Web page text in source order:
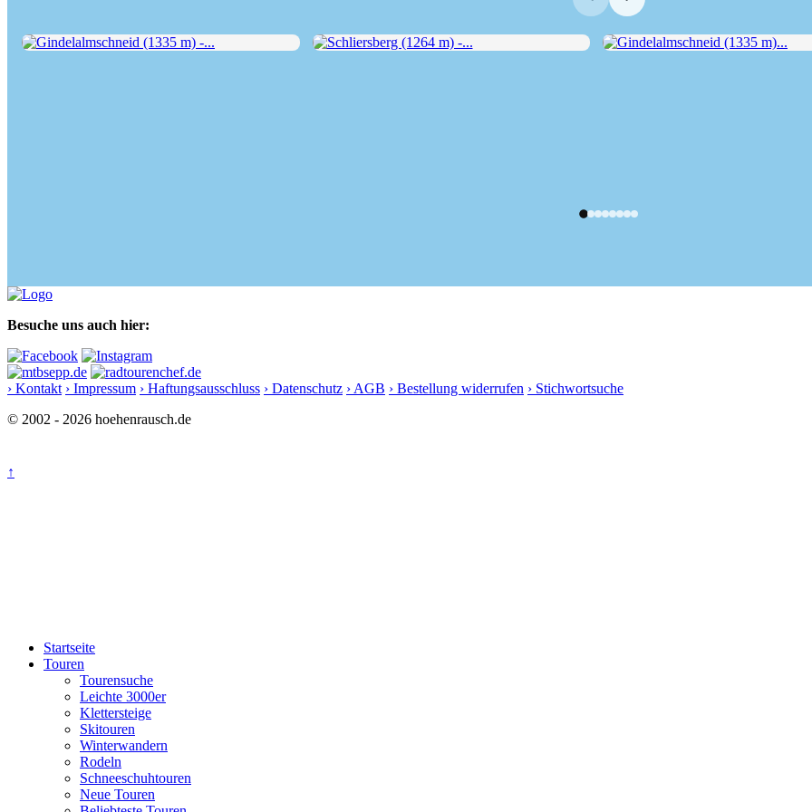
Besuche uns auch hier:
› Kontakt › Impressum › Haftungsausschluss › Datenschutz › AGB › Bestellung widerrufen › Stichwortsuche
© 2002 - 2026 hoehenrausch.de
↑
Startseite
Touren
Tourensuche
Leichte 3000er
Klettersteige
Skitouren
Winterwandern
Rodeln
Schneeschuhtouren
Neue Touren